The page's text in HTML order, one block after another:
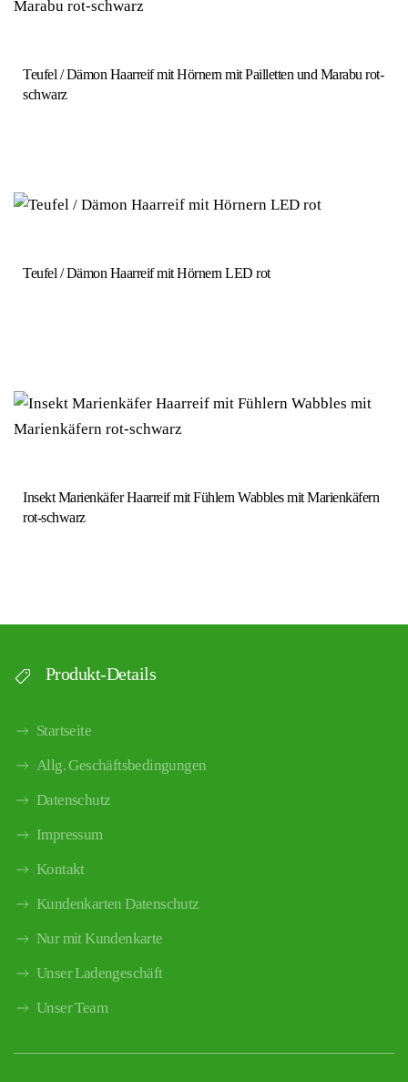
Teufel / Dämon Haarreif mit Hörnern mit Pailletten und Marabu rot-
schwarz
Teufel / Dämon Haarreif mit Hörnern LED rot
Insekt Marienkäfer Haarreif mit Fühlern Wabbles mit Marienkäfern
rot-schwarz
Produkt-Details
Startseite
Allg. Geschäftsbedingungen
Datenschutz
Impressum
Kontakt
Kundenkarten Datenschutz
Nur mit Kundenkarte
Unser Ladengeschäft
Unser Team